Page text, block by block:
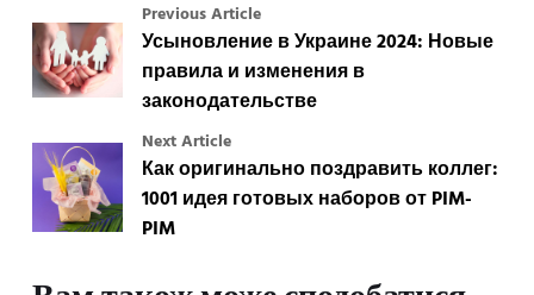
Previous Article
Усыновление в Украине 2024: Новые
правила и изменения в
законодательстве
Next Article
Как оригинально поздравить коллег:
1001 идея готовых наборов от PIM-
PIM